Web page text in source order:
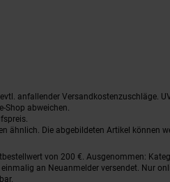
anfallender Versandkostenzuschläge.
Shop abweichen.
Die abgebildeten Artikel können
von 200 €. Ausgenommen:
an Neuanmelder versendet. Nur